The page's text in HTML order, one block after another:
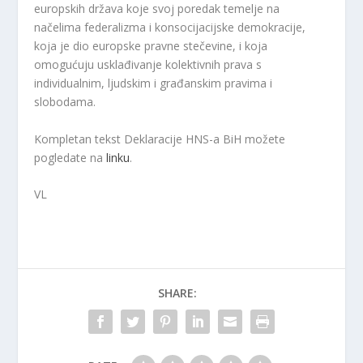
europskih država koje svoj poredak temelje na
načelima federalizma i konsocijacijske demokracije,
koja je dio europske pravne stečevine, i koja
omogućuju usklađivanje kolektivnih prava s
individualnim, ljudskim i građanskim pravima i
slobodama.
Kompletan tekst Deklaracije HNS-a BiH možete
pogledate nalinku.
VL
SHARE: